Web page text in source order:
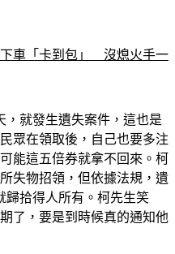
車「卡到包」　沒熄火手一
，就發生遺失案件，這也是
眾在領取後，自己也要多注
能這五倍券就拿不回來。柯
失物招領，但依據法規，遺
歸拾得人所有。柯先生笑
了，要是到時候真的通知他